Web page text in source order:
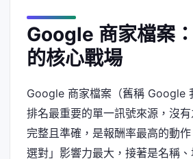
Google 商家檔案
的核心戰場
Google 商家檔案（舊稱 Google
排名最重要的單一訊號來源，沒
完整且準確，是報酬率最高的動
選對」影響力最大，接著是名稱